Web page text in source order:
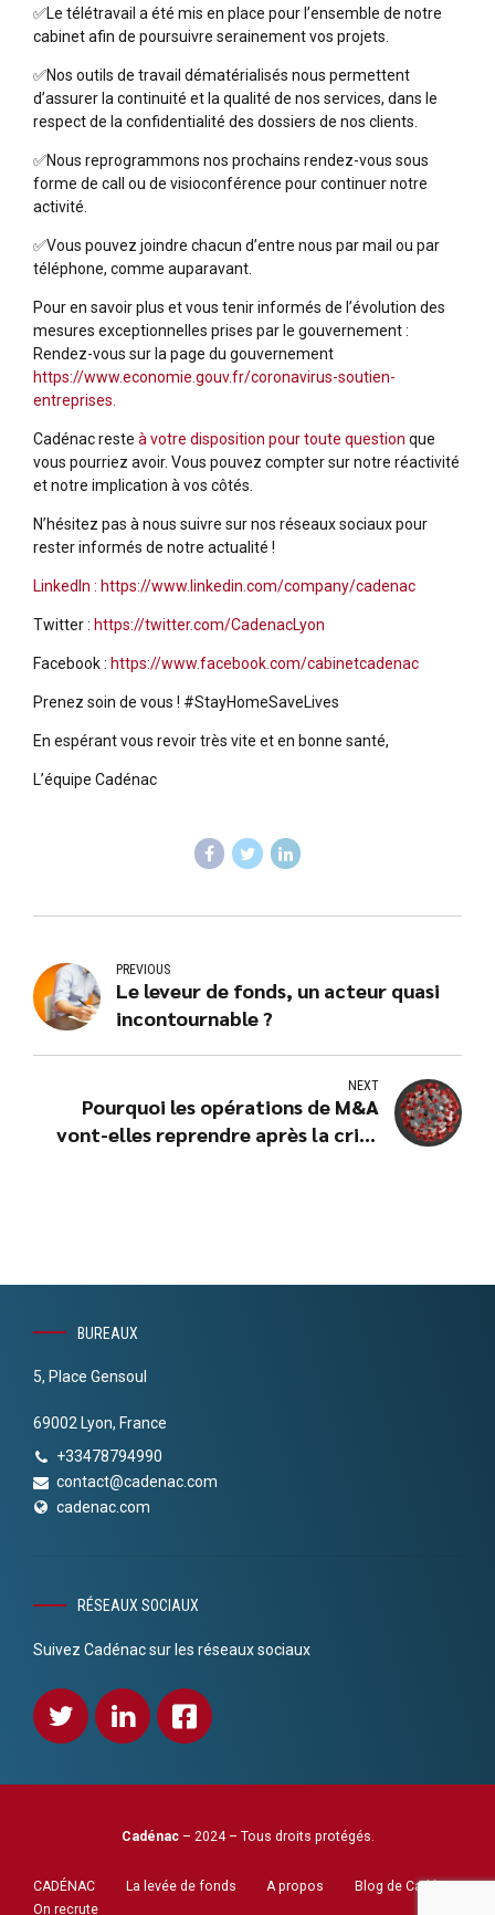
✅Le télétravail a été mis en place pour l’ensemble de notre
cabinet afin de poursuivre serainement vos projets.
✅Nos outils de travail dématérialisés nous permettent
d’assurer la continuité et la qualité de nos services, dans le
respect de la confidentialité des dossiers de nos clients.
✅Nous reprogrammons nos prochains rendez-vous sous
forme de call ou de visioconférence pour continuer notre
activité.
✅Vous pouvez joindre chacun d’entre nous par mail ou par
téléphone, comme auparavant.
Pour en savoir plus et vous tenir informés de l’évolution des
mesures exceptionnelles prises par le gouvernement :
Rendez-vous sur la page du gouvernement
https://www.economie.gouv.fr/coronavirus-soutien-
entreprises.
Cadénac reste à votre disposition pour toute question que
vous pourriez avoir. Vous pouvez compter sur notre réactivité
et notre implication à vos côtés.
N’hésitez pas à nous suivre sur nos réseaux sociaux pour
rester informés de notre actualité !
LinkedIn : https://www.linkedin.com/company/cadenac
Twitter : https://twitter.com/CadenacLyon
Facebook : https://www.facebook.com/cabinetcadenac
Prenez soin de vous ! #StayHomeSaveLives
En espérant vous revoir très vite et en bonne santé,
L’équipe Cadénac
PREVIOUS
Le leveur de fonds, un acteur quasi
incontournable ?
NEXT
Pourquoi les opérations de M&A
vont-elles reprendre après la crise
BUREAUX
5, Place Gensoul
69002 Lyon, France
+33478794990
contact@cadenac.com
cadenac.com
RÉSEAUX SOCIAUX
Suivez Cadénac sur les réseaux sociaux
Cadénac– 2024 – Tous droits protégés.
CADÉNAC La levée de fonds A propos
Blog de Cadénac
On recrute